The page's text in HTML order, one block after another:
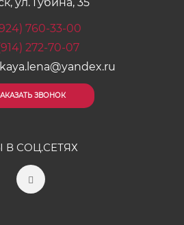
760-33-00
272-70-07
ЗВОНОК
В СОЦ.СЕТЯХ